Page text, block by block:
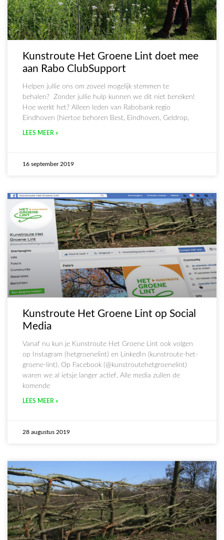
Kunstroute Het Groene Lint doet mee
aan Rabo ClubSupport
Helpen jullie ons om zoveel mogelijk stemmen te
behalen? Zonder jullie hulp kunnen we dit niet bereiken!
Hoe werkt het? Alleen leden van Rabobank regio
Eindhoven (hiertoe behoren Best, Eindhoven, Geldrop,
LEES MEER »
16 september 2019
Kunstroute Het Groene Lint op Social
Media
Vanaf nu kun je Kunstroute Het Groene Lint ook volgen
op Instagram (hetgroenelint) en LinkedIn (kunstroute-het-
groene-lint). Op Facebook (@kunstroutehetgroenelint)
waren we al ietsje langer actief. Alle media zullen de
komende
LEES MEER »
28 augustus 2019